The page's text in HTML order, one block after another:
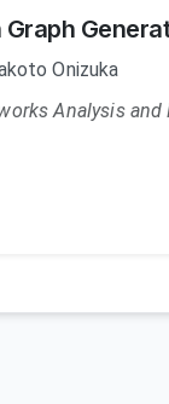
Onizuka
Analysis